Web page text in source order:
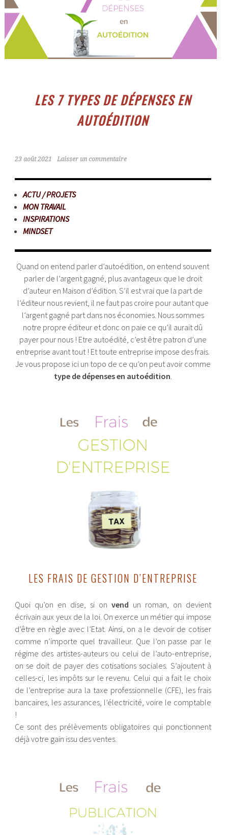
LES 7 TYPES DE DÉPENSES EN
AUTOÉDITION
23 août 2021 Laisser un commentaire
ACTU / PROJETS
MON TRAVAIL
INSPIRATIONS
MINDSET
Quand on entend parler d’autoédition, on entend souvent
parler de l’argent gagné, plus avantageux que le droit
d’auteur en Maison d’édition. S’il est vrai que la part de
l’éditeur nous revient, il ne faut pas croire pour autant que
l’argent gagné part dans nos économies. Nous sommes
notre propre éditeur et donc on paie ce qu’il aurait dû
payer pour nous ! Etre autoédité, c’est être patron d’une
entreprise avant tout ! Et toute entreprise impose des frais.
Je vous propose ici un topo de ce qu’on peut avoir comme
type de dépenses en autoédition
LES FRAIS DE GESTION D’ENTREPRISE
Quoi qu’on en dise, si on vend un roman, on devient
écrivain aux yeux de la loi. On exerce un métier qui impose
d’être en règle avec l’Etat. Ainsi, on a le devoir de cotiser
comme n’importe quel travailleur. Que l’on passe par le
régime des artistes-auteurs ou celui de l’auto-entreprise,
on se doit de payer des cotisations sociales. S’ajoutent à
celles-ci, les impôts sur le revenu. Celui qui a fait le choix
de l’entreprise aura la taxe professionnelle (CFE), les frais
bancaires, les assurances, l’électricité, voire le comptable
!
Ce sont des prélèvements obligatoires qui ponctionnent
déjà votre gain issu des ventes.